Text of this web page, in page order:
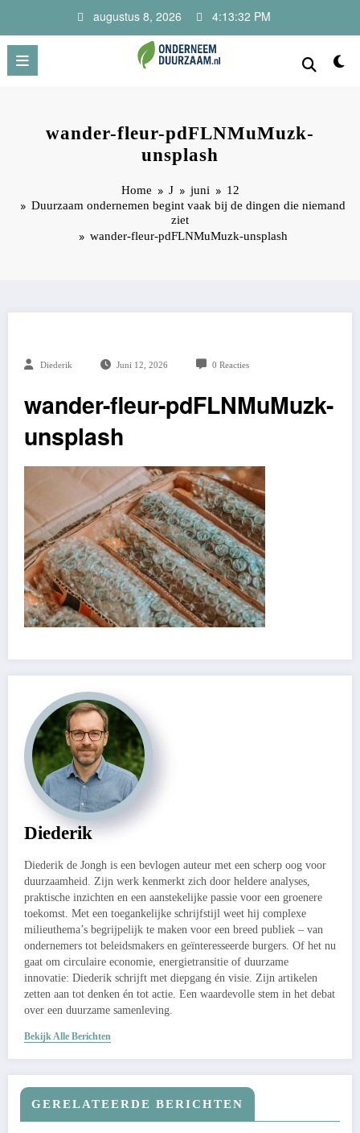
de
inhoud
augustus 8, 2026 4:13:32 PM
wander-fleur-pdFLNMuMuzk-
unsplash
Home J juni
12
Duurzaam ondernemen begint vaak bij de dingen die niemand
ziet
wander-fleur-pdFLNMuMuzk-unsplash
Diederik Juni 12, 2026 0 Reacties
wander-fleur-pdFLNMuMuzk-
unsplash
Diederik
Diederik de Jongh is een bevlogen auteur met een scherp oog voor
duurzaamheid. Zijn werk kenmerkt zich door heldere analyses,
praktische inzichten en een aanstekelijke passie voor een groenere
toekomst. Met een toegankelijke schrijfstijl weet hij complexe
milieuthema’s begrijpelijk te maken voor een breed publiek – van
ondernemers tot beleidsmakers en geïnteresseerde burgers. Of het nu
gaat om circulaire economie, energietransitie of duurzame
innovatie: Diederik schrijft met diepgang én visie. Zijn artikelen
zetten aan tot denken én tot actie. Een waardevolle stem in het debat
over een duurzame samenleving.
Bekijk Alle Berichten
GERELATEERDE BERICHTEN